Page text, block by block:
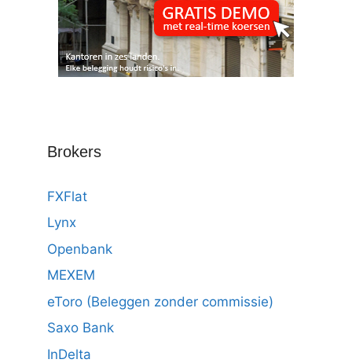
Brokers
FXFlat
Lynx
Openbank
MEXEM
eToro (Beleggen zonder commissie)
Saxo Bank
InDelta